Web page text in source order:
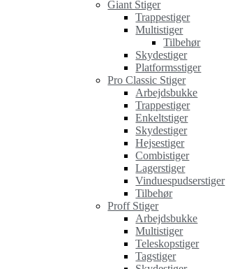
Giant Stiger
Trappestiger
Multistiger
Tilbehør
Skydestiger
Platformsstiger
Pro Classic Stiger
Arbejdsbukke
Trappestiger
Enkeltstiger
Skydestiger
Hejsestiger
Combistiger
Lagerstiger
Vinduespudserstiger
Tilbehør
Proff Stiger
Arbejdsbukke
Multistiger
Teleskopstiger
Tagstiger